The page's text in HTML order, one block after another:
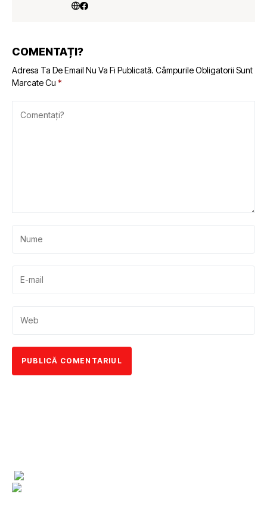
COMENTAȚI?
Adresa Ta De Email Nu Va Fi Publicată. Câmpurile Obligatorii Sunt
Marcate Cu *